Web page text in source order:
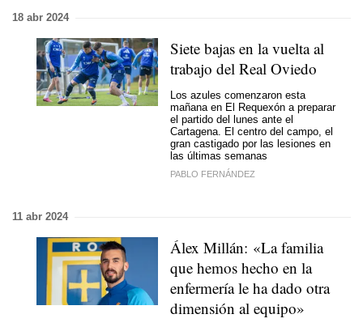
18 abr 2024
Siete bajas en la vuelta al
trabajo del Real Oviedo
Los azules comenzaron esta
mañana en El Requexón a preparar
el partido del lunes ante el
Cartagena. El centro del campo, el
gran castigado por las lesiones en
las últimas semanas
PABLO FERNÁNDEZ
11 abr 2024
Álex Millán: «La familia
que hemos hecho en la
enfermería le ha dado otra
dimensión al equipo»